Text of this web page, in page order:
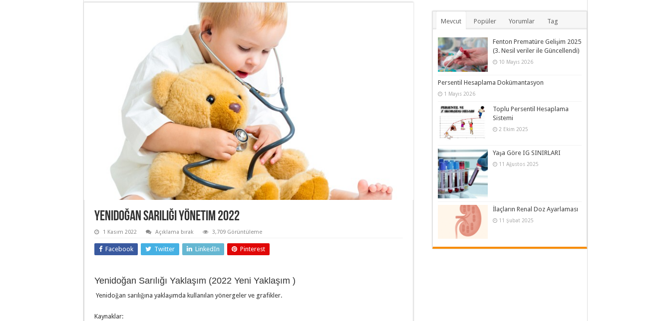
Yenidoğan Sarılığı Yönetim 2022
1 Kasım 2022 Açıklama bırak 3,709 Görüntüleme
Facebook Twitter LinkedIn Pinterest
Yenidoğan Sarılığı Yaklaşım (2022 Yeni Yaklaşım )
Yenidoğan sarılığına yaklaşımda kullanılan yönergeler ve grafikler.
Kaynaklar:
Mevcut Popüler Yorumlar Tag
Fenton Prematüre Gelişim 2025
(3. Nesil veriler ile Güncellendi)
10 Mayıs 2026
Persentil Hesaplama Dokümantasyon
1 Mayıs 2026
Toplu Persentil Hesaplama
Sistemi
2 Ekim 2025
Yaşa Göre IG SINIRLARI
11 Ağustos 2025
İlaçların Renal Doz Ayarlaması
11 Şubat 2025